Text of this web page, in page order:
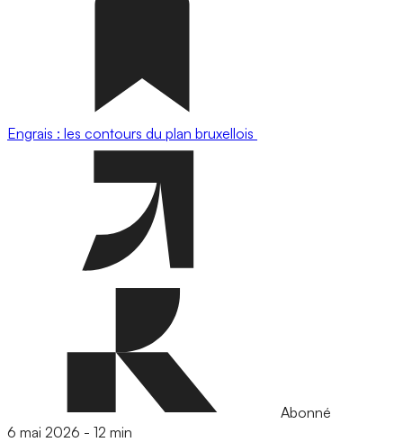
Engrais : les contours du plan bruxellois
Abonné
6 mai 2026 - 12 min